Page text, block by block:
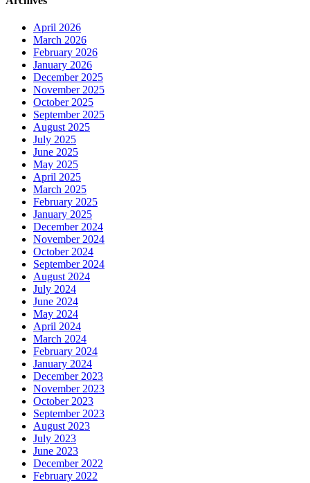
April 2026
March 2026
February 2026
January 2026
December 2025
November 2025
October 2025
September 2025
August 2025
July 2025
June 2025
May 2025
April 2025
March 2025
February 2025
January 2025
December 2024
November 2024
October 2024
September 2024
August 2024
July 2024
June 2024
May 2024
April 2024
March 2024
February 2024
January 2024
December 2023
November 2023
October 2023
September 2023
August 2023
July 2023
June 2023
December 2022
February 2022